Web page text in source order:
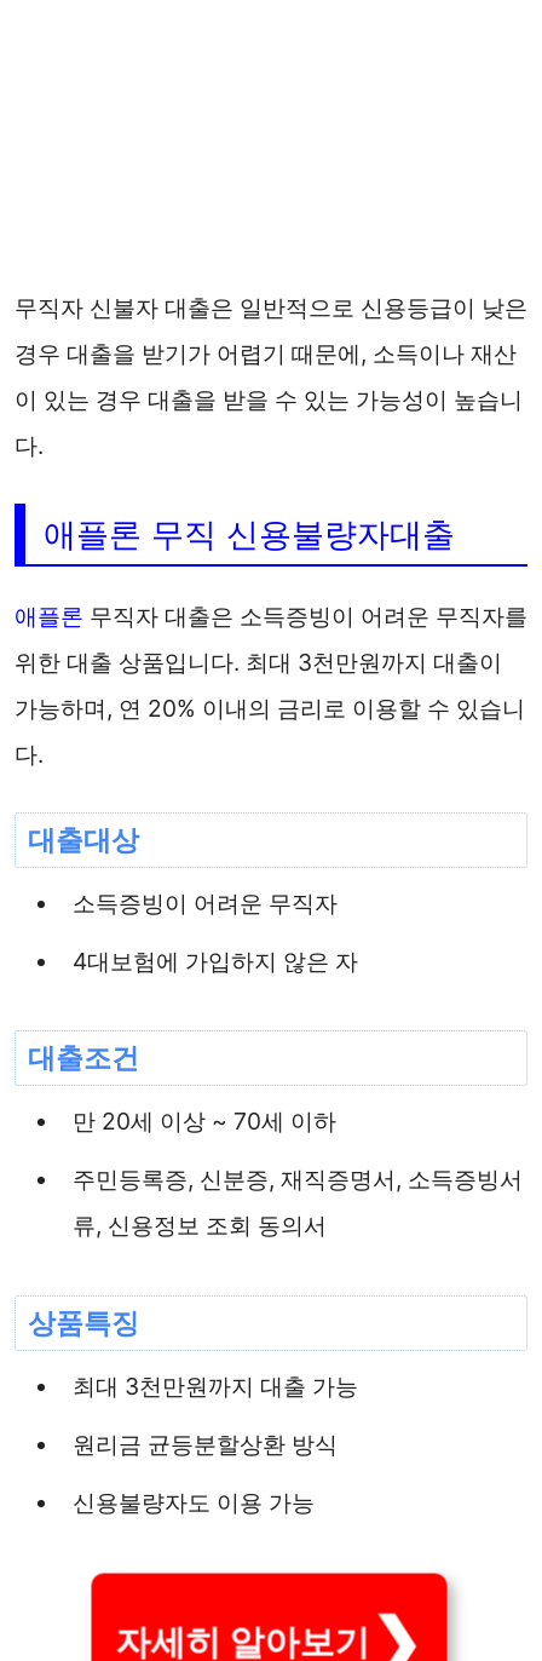
무직자 신불자 대출은 일반적으로 신용등급이 낮은
경우 대출을 받기가 어렵기 때문에, 소득이나 재산
이 있는 경우 대출을 받을 수 있는 가능성이 높습니
다.
애플론 무직 신용불량자대출
애플론 무직자 대출은 소득증빙이 어려운 무직자를
위한 대출 상품입니다. 최대 3천만원까지 대출이
가능하며, 연 20% 이내의 금리로 이용할 수 있습니
다.
대출대상
소득증빙이 어려운 무직자
4대보험에 가입하지 않은 자
대출조건
만 20세 이상 ~ 70세 이하
주민등록증, 신분증, 재직증명서, 소득증빙서
류, 신용정보 조회 동의서
상품특징
최대 3천만원까지 대출 가능
원리금 균등분할상환 방식
신용불량자도 이용 가능
자세히 알아보기